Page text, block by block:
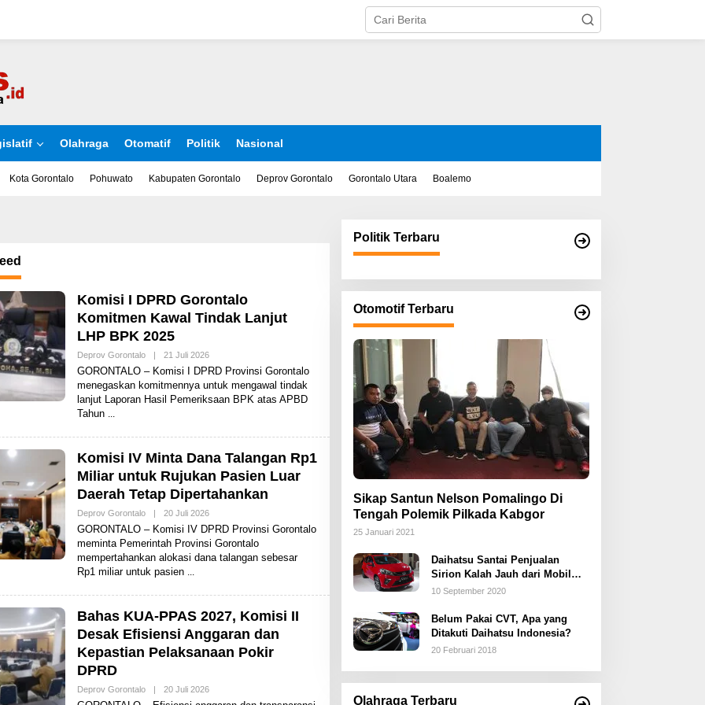
Olahraga Otomatif Politik Nasional
Kota Gorontalo Pohuwato Kabupaten Gorontalo Deprov Gorontalo Gorontalo Utara Boalemo
Komisi I DPRD Gorontalo
Komitmen Kawal Tindak Lanjut
LHP BPK 2025
Deprov Gorontalo | 21 Juli 2026O
L
E
H
A
GORONTALO – Komisi I DPRD Provinsi Gorontalo
menegaskan komitmennya untuk mengawal tindak
lanjut Laporan Hasil Pemeriksaan BPK atas APBD
Tahun
Komisi IV Minta Dana Talangan Rp1
Miliar untuk Rujukan Pasien Luar
Daerah Tetap Dipertahankan
Deprov Gorontalo | 20 Juli 2026O
L
E
H
A
GORONTALO – Komisi IV DPRD Provinsi Gorontalo
meminta Pemerintah Provinsi Gorontalo
mempertahankan alokasi dana talangan sebesar
Rp1 miliar untuk pasien
Bahas KUA-PPAS 2027, Komisi II
Desak Efisiensi Anggaran dan
Kepastian Pelaksanaan Pokir
DPRD
Deprov Gorontalo | 20 Juli 2026O
Politik Terbaru
Otomotif Terbaru
Sikap Santun Nelson Pomalingo Di
Tengah Polemik Pilkada Kabgor
25 Januari 2021
Daihatsu Santai Penjualan
Sirion Kalah Jauh dari Mobil
LCGC
10 September 2020
Belum Pakai CVT, Apa yang
Ditakuti Daihatsu Indonesia?
20 Februari 2018
Olahraga Terbaru